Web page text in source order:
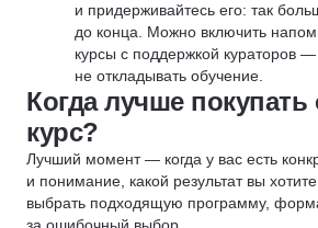
и придерживайтесь его: так
до конца. Можно включить
курсы с поддержкой кураторов
не откладывать обучение.
Когда лучше покупать
курс?
Лучший момент — когда у вас есть
и понимание, какой результат вы
выбрать подходящую программу,